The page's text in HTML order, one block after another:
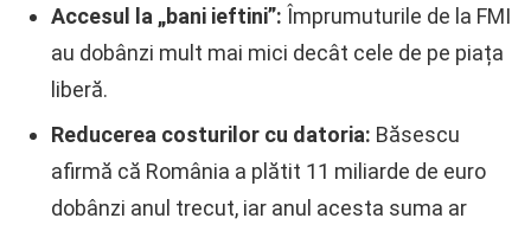
Accesul la „bani ieftini”: Împrumuturile de la FMI
au dobânzi mult mai mici decât cele de pe piața
liberă.
Reducerea costurilor cu datoria: Băsescu
afirmă că România a plătit 11 miliarde de euro
dobânzi anul trecut, iar anul acesta suma ar